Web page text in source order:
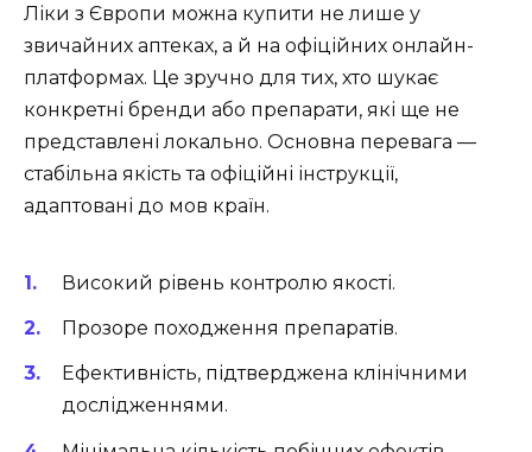
Ліки з Європи можна купити не лише у
звичайних аптеках, а й на офіційних онлайн-
платформах. Це зручно для тих, хто шукає
конкретні бренди або препарати, які ще не
представлені локально. Основна перевага —
стабільна якість та офіційні інструкції,
адаптовані до мов країн.
Високий рівень контролю якості.
Прозоре походження препаратів.
Ефективність, підтверджена клінічними
дослідженнями.